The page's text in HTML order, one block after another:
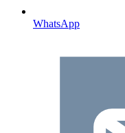
WhatsApp